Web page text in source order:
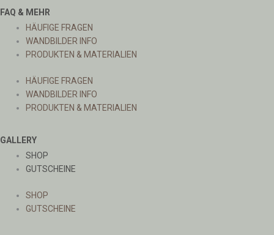
FAQ & MEHR
HÄUFIGE FRAGEN
WANDBILDER INFO
PRODUKTEN & MATERIALIEN
HÄUFIGE FRAGEN
WANDBILDER INFO
PRODUKTEN & MATERIALIEN
GALLERY
SHOP
GUTSCHEINE
SHOP
GUTSCHEINE